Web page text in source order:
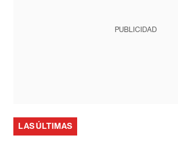
PUBLICIDAD
LAS ÚLTIMAS